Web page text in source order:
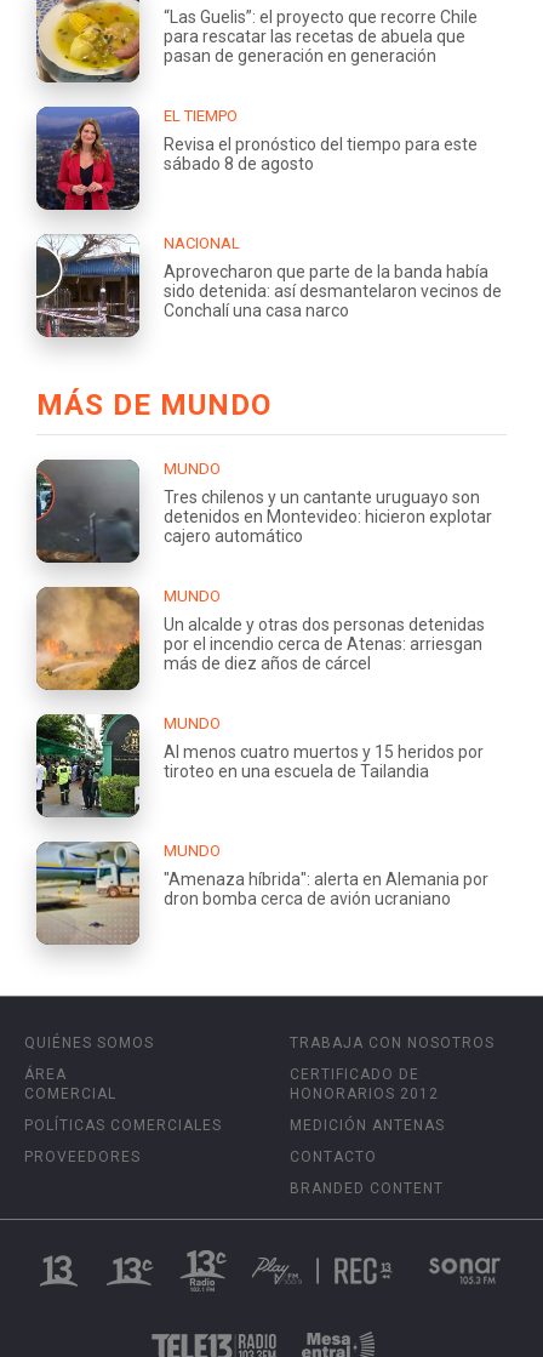
“Las Guelis”: el proyecto que recorre Chile
para rescatar las recetas de abuela que
pasan de generación en generación
EL TIEMPO
Revisa el pronóstico del tiempo para este
sábado 8 de agosto
NACIONAL
Aprovecharon que parte de la banda había
sido detenida: así desmantelaron vecinos de
Conchalí una casa narco
MÁS DE MUNDO
MUNDO
Tres chilenos y un cantante uruguayo son
detenidos en Montevideo: hicieron explotar
cajero automático
MUNDO
Un alcalde y otras dos personas detenidas
por el incendio cerca de Atenas: arriesgan
más de diez años de cárcel
MUNDO
Al menos cuatro muertos y 15 heridos por
tiroteo en una escuela de Tailandia
MUNDO
"Amenaza híbrida": alerta en Alemania por
dron bomba cerca de avión ucraniano
QUIÉNES SOMOS
ÁREA
COMERCIAL
POLÍTICAS COMERCIALES
PROVEEDORES
TRABAJA CON NOSOTROS
CERTIFICADO DE
HONORARIOS 2012
MEDICIÓN ANTENAS
CONTACTO
BRANDED CONTENT